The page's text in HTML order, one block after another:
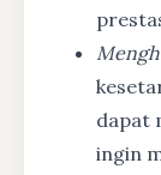
dapat
ingin